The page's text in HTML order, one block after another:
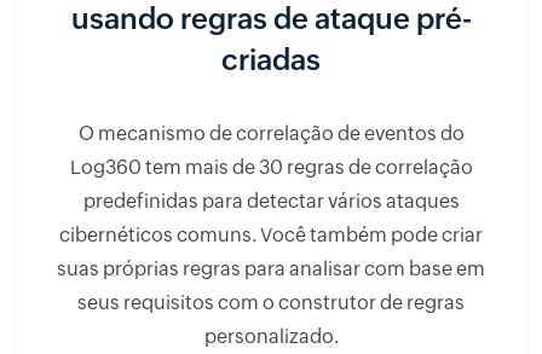
usando regras de ataque pré-
criadas
O mecanismo de correlação de eventos do
Log360 tem mais de 30 regras de correlação
predefinidas para detectar vários ataques
cibernéticos comuns. Você também pode criar
suas próprias regras para analisar com base em
seus requisitos com o construtor de regras
personalizado.